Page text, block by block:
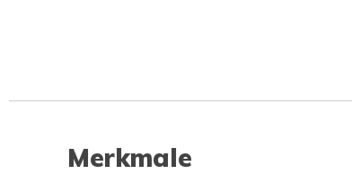
Merkmale